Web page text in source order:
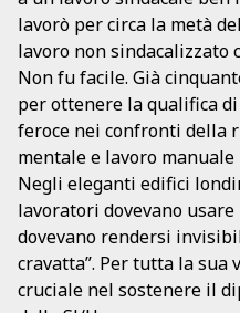
lavorò per circa la metà
lavoro non sindacalizzato
Non fu facile. Già
per ottenere la qualifica
feroce nei confronti della
mentale e lavoro
Negli eleganti edifici
lavoratori dovevano usare
dovevano rendersi
cravatta”. Per tutta la
cruciale nel sostenere il